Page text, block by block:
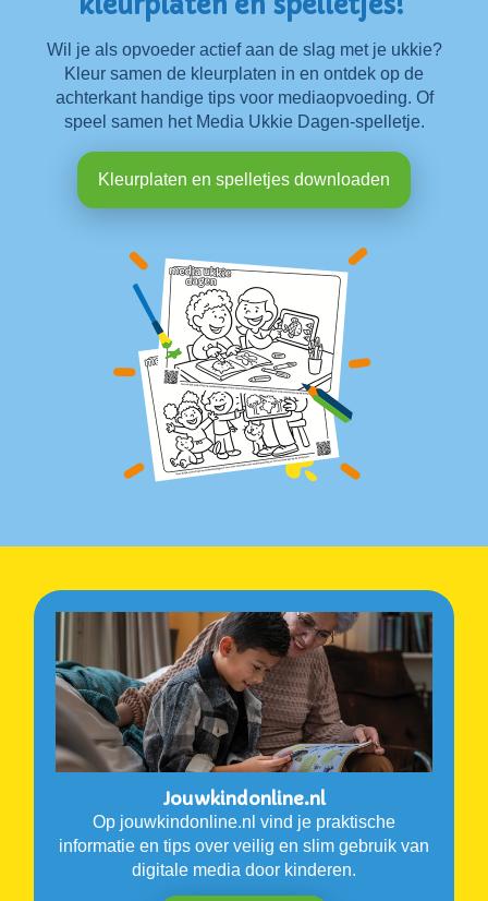
Wil je als opvoeder actief aan de slag met je ukkie?
Kleur samen de kleurplaten in en ontdek op de
achterkant handige tips voor mediaopvoeding. Of
speel samen het Media Ukkie Dagen-spelletje.
Kleurplaten en spelletjes downloaden
Jouwkindonline.nl
Op jouwkindonline.nl vind je praktische
informatie en tips over veilig en slim gebruik van
digitale media door kinderen.